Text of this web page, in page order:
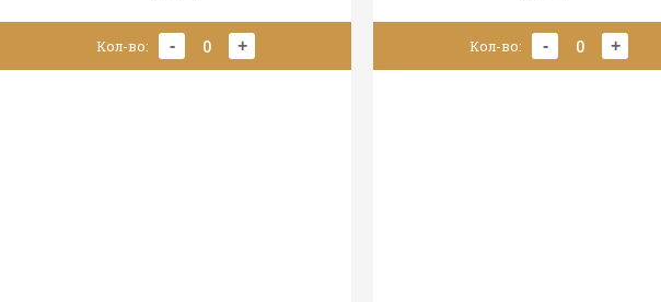
Кол-во: - 0 + Кол-во: - 0 +